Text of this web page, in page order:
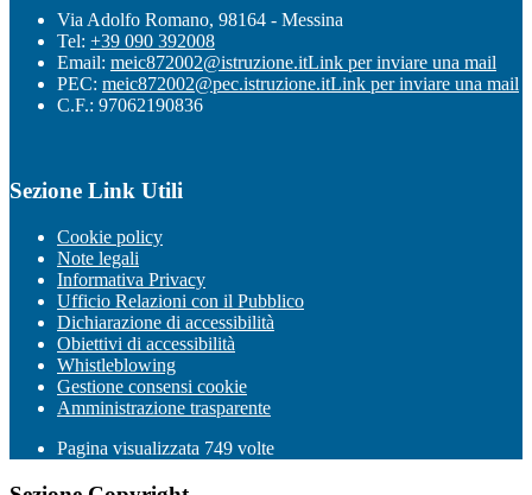
Via Adolfo Romano, 98164 - Messina
Tel: +39 090 392008
Email: meic872002@istruzione.itLink per inviare una mail
PEC: meic872002@pec.istruzione.itLink per inviare una mail
C.F.: 97062190836
Sezione Link Utili
Cookie policy
Note legali
Informativa Privacy
Ufficio Relazioni con il Pubblico
Dichiarazione di accessibilità
Obiettivi di accessibilità
Whistleblowing
Gestione consensi cookie
Amministrazione trasparente
Pagina visualizzata 749 volte